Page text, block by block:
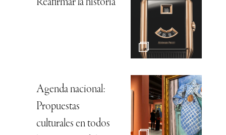
Reafirmar la historia
Agenda nacional:
Propuestas
culturales en todos